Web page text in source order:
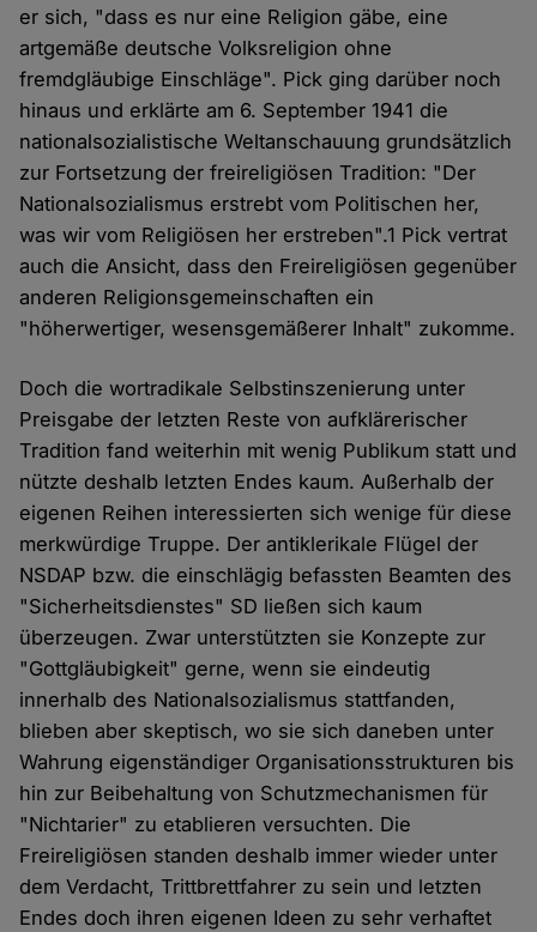
er sich, "dass es nur eine Religion gäbe, eine
artgemäße deutsche Volksreligion ohne
fremdgläubige Einschläge". Pick ging darüber noch
hinaus und erklärte am 6. September 1941 die
nationalsozialistische Weltanschauung grundsätzlich
zur Fortsetzung der freireligiösen Tradition: "Der
Nationalsozialismus erstrebt vom Politischen her,
was wir vom Religiösen her erstreben".1 Pick vertrat
auch die Ansicht, dass den Freireligiösen gegenüber
anderen Religionsgemeinschaften ein
"höherwertiger, wesensgemäßerer Inhalt" zukomme.
Doch die wortradikale Selbstinszenierung unter
Preisgabe der letzten Reste von aufklärerischer
Tradition fand weiterhin mit wenig Publikum statt und
nützte deshalb letzten Endes kaum. Außerhalb der
eigenen Reihen interessierten sich wenige für diese
merkwürdige Truppe. Der antiklerikale Flügel der
NSDAP bzw. die einschlägig befassten Beamten des
"Sicherheitsdienstes" SD ließen sich kaum
überzeugen. Zwar unterstützten sie Konzepte zur
"Gottgläubigkeit" gerne, wenn sie eindeutig
innerhalb des Nationalsozialismus stattfanden,
blieben aber skeptisch, wo sie sich daneben unter
Wahrung eigenständiger Organisationsstrukturen bis
hin zur Beibehaltung von Schutzmechanismen für
"Nichtarier" zu etablieren versuchten. Die
Freireligiösen standen deshalb immer wieder unter
dem Verdacht, Trittbrettfahrer zu sein und letzten
Endes doch ihren eigenen Ideen zu sehr verhaftet